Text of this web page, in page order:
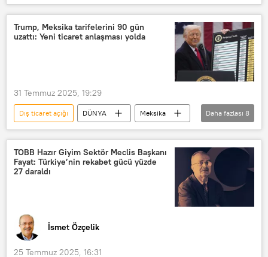
ithalat
Et ithalatı
Ticaret
Ticaret Bakanlığı
e ticaret
Şam
Heyet Tahrir el Şam (HTŞ)
Trump, Meksika tarifelerini 90 gün
uzattı: Yeni ticaret anlaşması yolda
31 Temmuz 2025, 19:29
Dış ticaret açığı DÜNYA
Meksika
Donald Trump
çelik
Tarife
gümrük tarifesi
Ticaret
E-ticaret
Ticaret Bakanlığı
Daha fazlası 8
TOBB Hazır Giyim Sektör Meclis Başkanı
Fayat: Türkiye’nin rekabet gücü yüzde
27 daraldı
İsmet Özçelik
25 Temmuz 2025, 16:31